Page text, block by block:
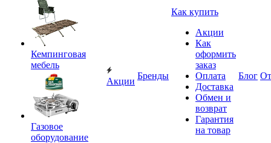
Кемпинговая
мебель
Газовое
оборудование
Акции
Бренды
Как купить
Акции
Как
оформить
заказ
Оплата
Доставка
Обмен и
возврат
Гарантия
на товар
Блог